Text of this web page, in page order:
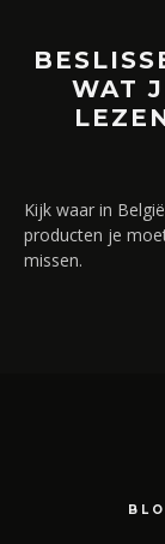
WAT
Kijk waar in
producten je
missen.